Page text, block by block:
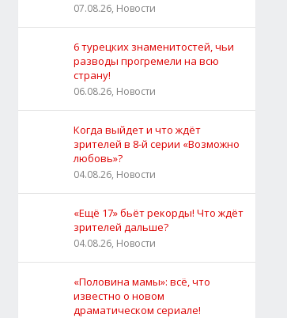
07.08.26, Новости
6 турецких знаменитостей, чьи
разводы прогремели на всю
страну!
06.08.26, Новости
Когда выйдет и что ждёт
зрителей в 8-й серии «Возможно
любовь»?
04.08.26, Новости
«Ещё 17» бьёт рекорды! Что ждёт
зрителей дальше?
04.08.26, Новости
«Половина мамы»: всё, что
известно о новом
драматическом сериале!